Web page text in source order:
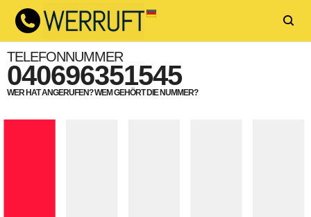
TELEFONNUMMER
040696351545
WER HAT ANGERUFEN? WEM GEHÖRT DIE NUMMER?